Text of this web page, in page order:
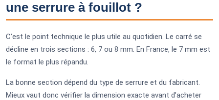
une serrure à fouillot ?
C’est le point technique le plus utile au quotidien. Le carré se
décline en trois sections : 6, 7 ou 8 mm. En France, le 7 mm est
le format le plus répandu.
La bonne section dépend du type de serrure et du fabricant.
Mieux vaut donc vérifier la dimension exacte avant d’acheter